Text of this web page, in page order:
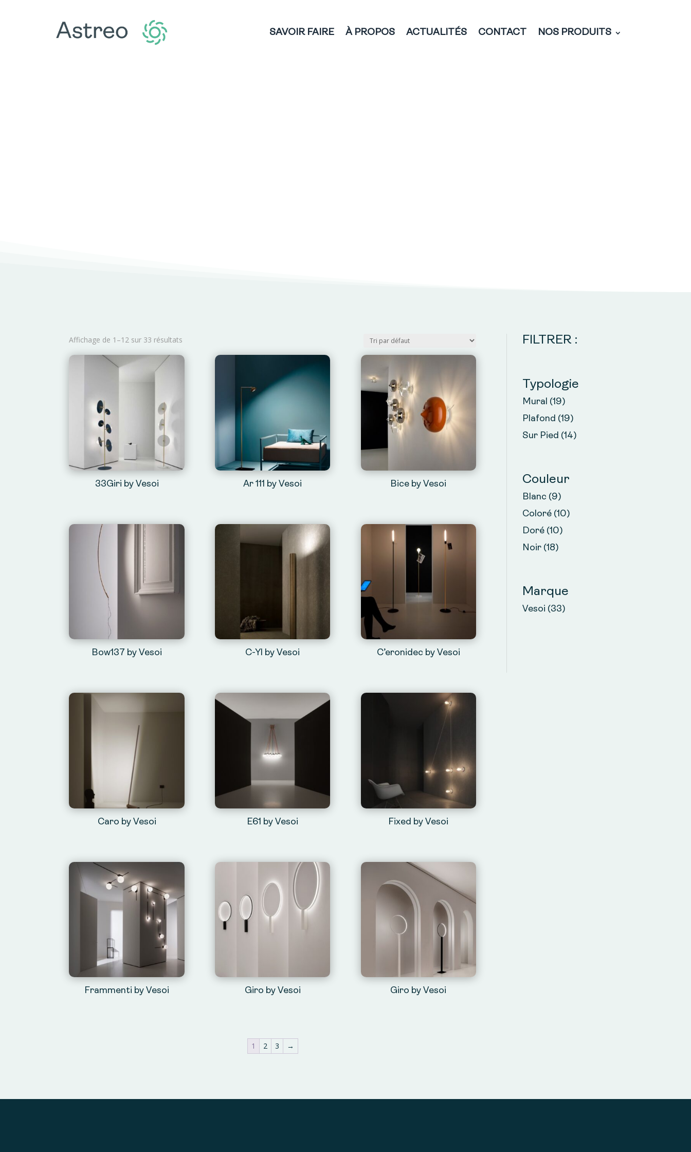
SAVOIR FAIRE À PROPOS ACTUALITÉS CONTACT NOS PRODUITS
Affichage de 1–12 sur 33 résultats
33Giri by Vesoi Ar 111 by Vesoi Bice by Vesoi
Bow137 by Vesoi C-Yl by Vesoi C’eronidec by Vesoi
Caro by Vesoi E61 by Vesoi Fixed by Vesoi
Frammenti by Vesoi Giro by Vesoi Giro by Vesoi
1 2 3 →
FILTRER :
Typologie
Mural (19)
Plafond (19)
Sur Pied (14)
Couleur
Blanc (9)
Coloré (10)
Doré (10)
Noir (18)
Marque
Vesoi (33)